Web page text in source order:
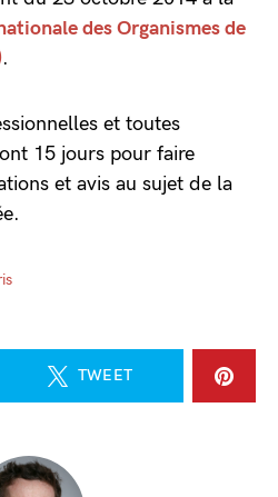
des Organismes de
.
et toutes
15 jours pour faire
et avis au sujet de la
TWEET